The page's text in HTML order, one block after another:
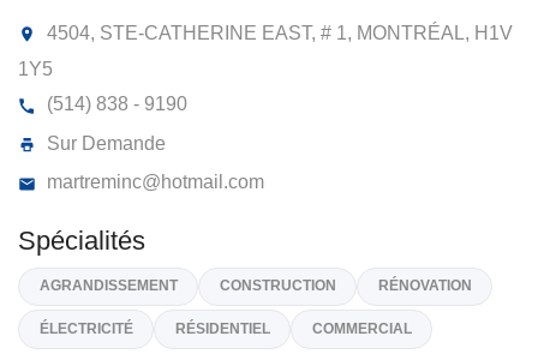
CONSTRUCTIONS MAR TREM
1Y5
(514) 838 - 9190
Sur Demande